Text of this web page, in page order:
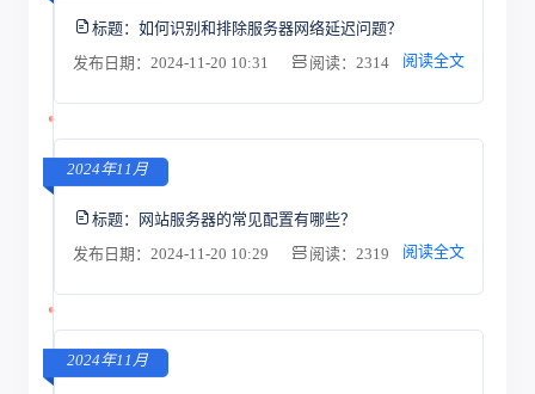
标题： 如何识别和排除服务器网络延迟问题？
发布日期：2024-11-20 10:31
阅读：2314 阅读全文
2024年11月
标题： 网站服务器的常见配置有哪些？
发布日期：2024-11-20 10:29
阅读：2319 阅读全文
2024年11月